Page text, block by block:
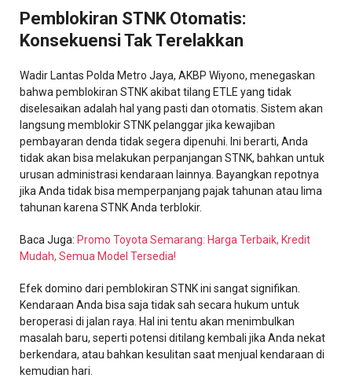
Pemblokiran STNK Otomatis:
Konsekuensi Tak Terelakkan
Wadir Lantas Polda Metro Jaya, AKBP Wiyono, menegaskan
bahwa pemblokiran STNK akibat tilang ETLE yang tidak
diselesaikan adalah hal yang pasti dan otomatis. Sistem akan
langsung memblokir STNK pelanggar jika kewajiban
pembayaran denda tidak segera dipenuhi. Ini berarti, Anda
tidak akan bisa melakukan perpanjangan STNK, bahkan untuk
urusan administrasi kendaraan lainnya. Bayangkan repotnya
jika Anda tidak bisa memperpanjang pajak tahunan atau lima
tahunan karena STNK Anda terblokir.
Baca Juga: Promo Toyota Semarang: Harga Terbaik, Kredit
Mudah, Semua Model Tersedia!
Efek domino dari pemblokiran STNK ini sangat signifikan.
Kendaraan Anda bisa saja tidak sah secara hukum untuk
beroperasi di jalan raya. Hal ini tentu akan menimbulkan
masalah baru, seperti potensi ditilang kembali jika Anda nekat
berkendara, atau bahkan kesulitan saat menjual kendaraan di
kemudian hari.